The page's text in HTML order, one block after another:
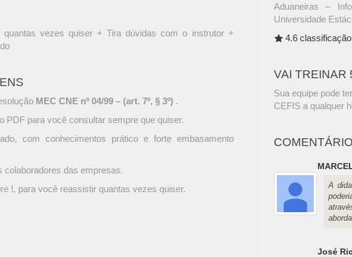
vezes quiser + Tira dúvidas com o instrutor +
MEC CNE nº 04/99 – (art. 7º, § 3º) .
PDF para você consultar sempre que quiser.
com conhecimentos prático e forte embasamento
colaboradores das empresas.
!, para você reassistir quantas vezes quiser.
Aduaneiras –
Universidade
4.6
VAI TREINAR
Sua equipe pode
CEFIS a qualquer
A
José